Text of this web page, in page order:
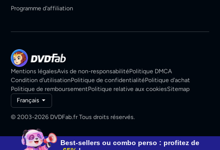
Programme d'affiliation
Mentions légalesAvis de non-responsabilitéPolitique DMCA
Condition d'utilisationPolitique de confidentialitéPolitique d'achat
Politique de remboursementPolitique relative aux cookiesSitemap
Français
© 2003-2026 DVDFab.fr Tous droits réservés.
Best-sellers ou combo perso : profitez de